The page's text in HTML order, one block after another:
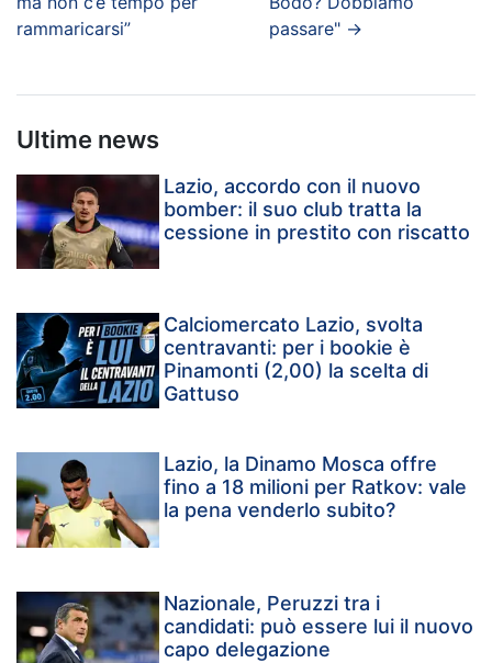
rammaricarsi”
passare"→
Ultime news
Lazio, accordo con il nuovo
bomber: il suo club tratta la
cessione in prestito con riscatto
Calciomercato Lazio, svolta
centravanti: per i bookie è
Pinamonti (2,00) la scelta di
Gattuso
Lazio, la Dinamo Mosca offre
fino a 18 milioni per Ratkov: vale
la pena venderlo subito?
Nazionale, Peruzzi tra i
candidati: può essere lui il nuovo
capo delegazione